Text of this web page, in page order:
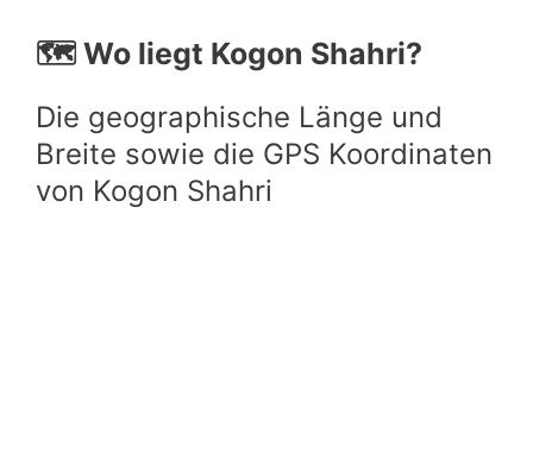
🗺️ Wo liegt Kogon Shahri?
Die geographische Länge und
Breite sowie die GPS Koordinaten
von Kogon Shahri